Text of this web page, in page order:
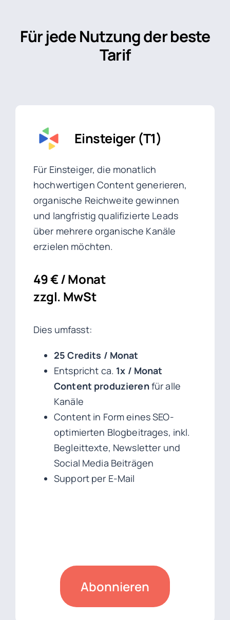
Für jede Nutzung der beste
Tarif
Einsteiger (T1)
Für Einsteiger, die monatlich
hochwertigen Content generieren,
organische Reichweite gewinnen
und langfristig qualifizierte Leads
über mehrere organische Kanäle
erzielen möchten.
49 € / Monat
zzgl. MwSt
Dies umfasst:
25 Credits / Monat
Entspricht ca. 1x / Monat
Content produzierenfür alle
Kanäle
Content in Form eines SEO-
optimierten Blogbeitrages, inkl.
Begleittexte, Newsletter und
Social Media Beiträgen
Support per E-Mail
Abonnieren